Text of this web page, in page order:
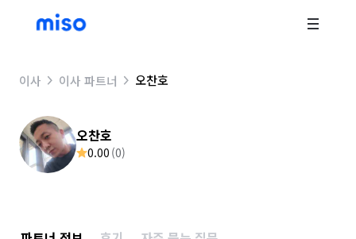
이사 이사 파트너 오찬호
오찬호
0.00 (0)